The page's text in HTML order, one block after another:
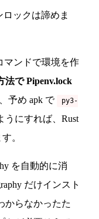
ロックは諦めま
マンドで環境を作
法で Pipenv.lock
予め apk で py3-
うにすれば、Rust
。
を自動的に消
だけインスト
からなかったた